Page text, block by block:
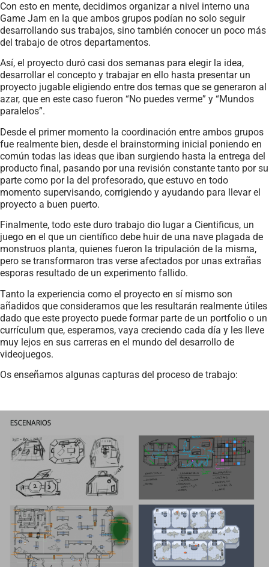
Con esto en mente, decidimos organizar a nivel interno una
Game Jam en la que ambos grupos podían no solo seguir
desarrollando sus trabajos, sino también conocer un poco más
del trabajo de otros departamentos.
Así, el proyecto duró casi dos semanas para elegir la idea,
desarrollar el concepto y trabajar en ello hasta presentar un
proyecto jugable eligiendo entre dos temas que se generaron al
azar, que en este caso fueron “No puedes verme” y “Mundos
paralelos”.
Desde el primer momento la coordinación entre ambos grupos
fue realmente bien, desde el brainstorming inicial poniendo en
común todas las ideas que iban surgiendo hasta la entrega del
producto final, pasando por una revisión constante tanto por su
parte como por la del profesorado, que estuvo en todo
momento supervisando, corrigiendo y ayudando para llevar el
proyecto a buen puerto.
Finalmente, todo este duro trabajo dio lugar a Cientificus, un
juego en el que un científico debe huir de una nave plagada de
monstruos planta, quienes fueron la tripulación de la misma,
pero se transformaron tras verse afectados por unas extrañas
esporas resultado de un experimento fallido.
Tanto la experiencia como el proyecto en sí mismo son
añadidos que consideramos que les resultarán realmente útiles
dado que este proyecto puede formar parte de un portfolio o un
currículum que, esperamos, vaya creciendo cada día y les lleve
muy lejos en sus carreras en el mundo del desarrollo de
videojuegos.
Os enseñamos algunas capturas del proceso de trabajo: